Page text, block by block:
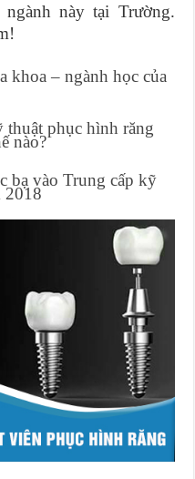
này tại Trường.
khoa – ngành học của
phục hình răng
nào?
bạ vào Trung cấp kỹ
2018